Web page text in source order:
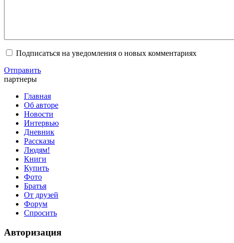
Подписаться на уведомления о новых комментариях
Отправить
партнеры
Главная
Об авторе
Новости
Интервью
Дневник
Рассказы
Людям!
Книги
Купить
Фото
Братья
От друзей
Форум
Спросить
Авторизация